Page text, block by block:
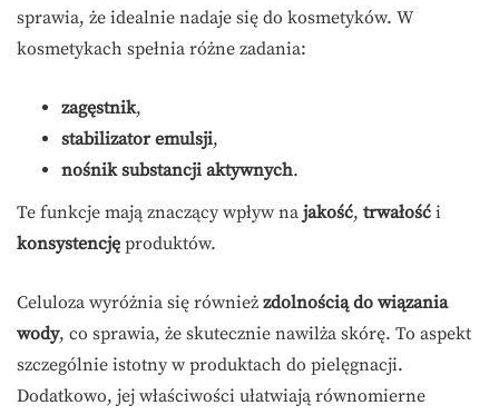
sprawia, że idealnie nadaje się do kosmetyków. W
kosmetykach spełnia różne zadania:
zagęstnik,
stabilizator emulsji,
nośnik substancji aktywnych.
Te funkcje mają znaczący wpływ na jakość, trwałość i
konsystencję produktów.
Celuloza wyróżnia się również zdolnością do wiązania
wody, co sprawia, że skutecznie nawilża skórę. To aspekt
szczególnie istotny w produktach do pielęgnacji.
Dodatkowo, jej właściwości ułatwiają równomierne